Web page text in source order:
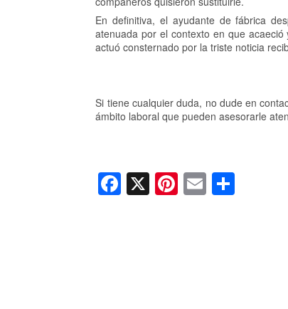
En definitiva, el ayudante de fábrica
atenuada por el contexto en que
actuó consternado por la triste noticia
Si tiene cualquier duda, no dude en
ámbito laboral que pueden asesorarle
F X Pi E